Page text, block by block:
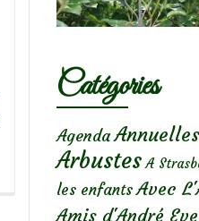
Catégories
Agenda Annuelles
Arbustes A
les enfants Avec
Amis d'André Eve